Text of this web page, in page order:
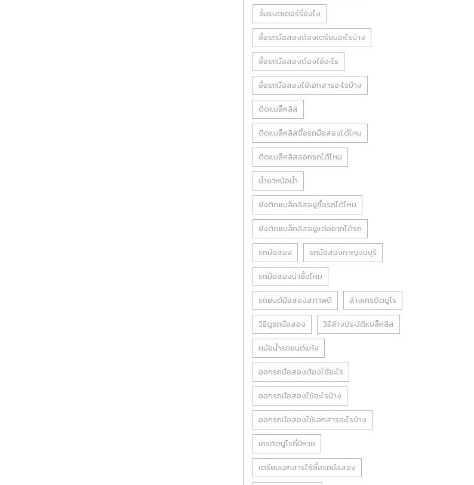
จั้มแบตเตอร์รี่ยังไง
ซื้อรถมือสองต้องเตรียมอะไรบ้าง
ซื้อรถมือสองต้องใช้อะไร
ซื้อรถมือสองใช้เอกสารอะไรบ้าง
ติดแบล็คลิส
ติดแบล็คลิสซื้อรถมือสองได้ไหม
ติดแบล็คลิสออกรถได้ไหม
น้ำยาหม้อน้ำ
ยังติดแบล็คลิสอยู่ซื้อรถได้ไหม
ยังติดแบล็คลิสอยู่แต่อยากได้รถ
รถมือสอง รถมือสองกาญจนบุรี
รถมือสองน่าซื้อไหม
รถยนต์มือสองสภาพดี ล้างเครดิตบูโร
วิธีดูรถมือสอง วิธีล้างประวัติแบล็คลิส
หม้อน้ำรถยนต์แห้ง
ออกรถมือสองต้องใช้อะไร
ออกรถมือสองใช้อะไรบ้าง
ออกรถมือสองใช้เอกสารอะไรบ้าง
เครดิตบูโรกี่ปีหาย
เตรียมเอกสารใช้ซื้อรถมือสอง